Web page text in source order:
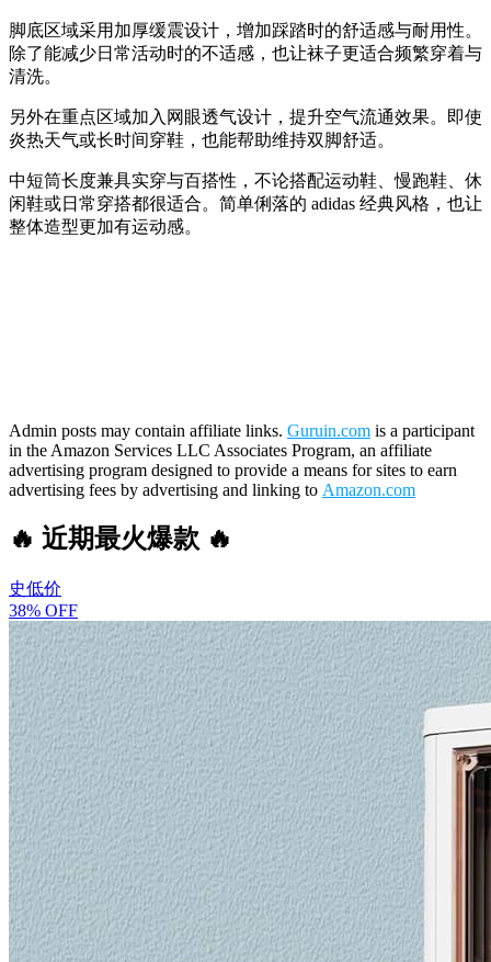
脚底区域采用加厚缓震设计，增加踩踏时的舒适感与耐用性。
除了能减少日常活动时的不适感，也让袜子更适合频繁穿着与
清洗。
另外在重点区域加入网眼透气设计，提升空气流通效果。即使
炎热天气或长时间穿鞋，也能帮助维持双脚舒适。
中短筒长度兼具实穿与百搭性，不论搭配运动鞋、慢跑鞋、休
闲鞋或日常穿搭都很适合。简单俐落的 adidas 经典风格，也让
整体造型更加有运动感。
Admin posts may contain affiliate links. Guruin.com is a participant
in the Amazon Services LLC Associates Program, an affiliate
advertising program designed to provide a means for sites to earn
advertising fees by advertising and linking to Amazon.com
🔥 近期最火爆款 🔥
史低价
38% OFF